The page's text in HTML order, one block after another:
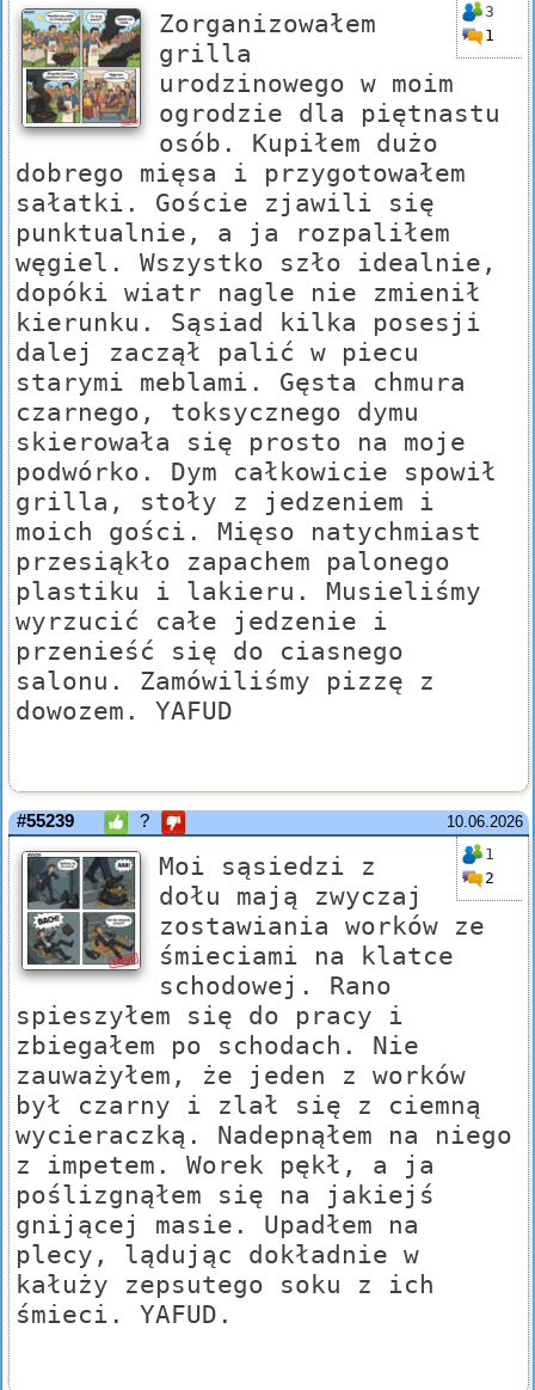
3
1
Zorganizowałem
grilla
urodzinowego w moim
ogrodzie dla piętnastu
osób. Kupiłem dużo
dobrego mięsa i przygotowałem
sałatki. Goście zjawili się
punktualnie, a ja rozpaliłem
węgiel. Wszystko szło idealnie,
dopóki wiatr nagle nie zmienił
kierunku. Sąsiad kilka posesji
dalej zaczął palić w piecu
starymi meblami. Gęsta chmura
czarnego, toksycznego dymu
skierowała się prosto na moje
podwórko. Dym całkowicie spowił
grilla, stoły z jedzeniem i
moich gości. Mięso natychmiast
przesiąkło zapachem palonego
plastiku i lakieru. Musieliśmy
wyrzucić całe jedzenie i
przenieść się do ciasnego
salonu. Zamówiliśmy pizzę z
dowozem. YAFUD
10.06.2026
#55239 ?
1
2
Moi sąsiedzi z
dołu mają zwyczaj
zostawiania worków ze
śmieciami na klatce
schodowej. Rano
spieszyłem się do pracy i
zbiegałem po schodach. Nie
zauważyłem, że jeden z worków
był czarny i zlał się z ciemną
wycieraczką. Nadepnąłem na niego
z impetem. Worek pękł, a ja
poślizgnąłem się na jakiejś
gnijącej masie. Upadłem na
plecy, lądując dokładnie w
kałuży zepsutego soku z ich
śmieci. YAFUD.